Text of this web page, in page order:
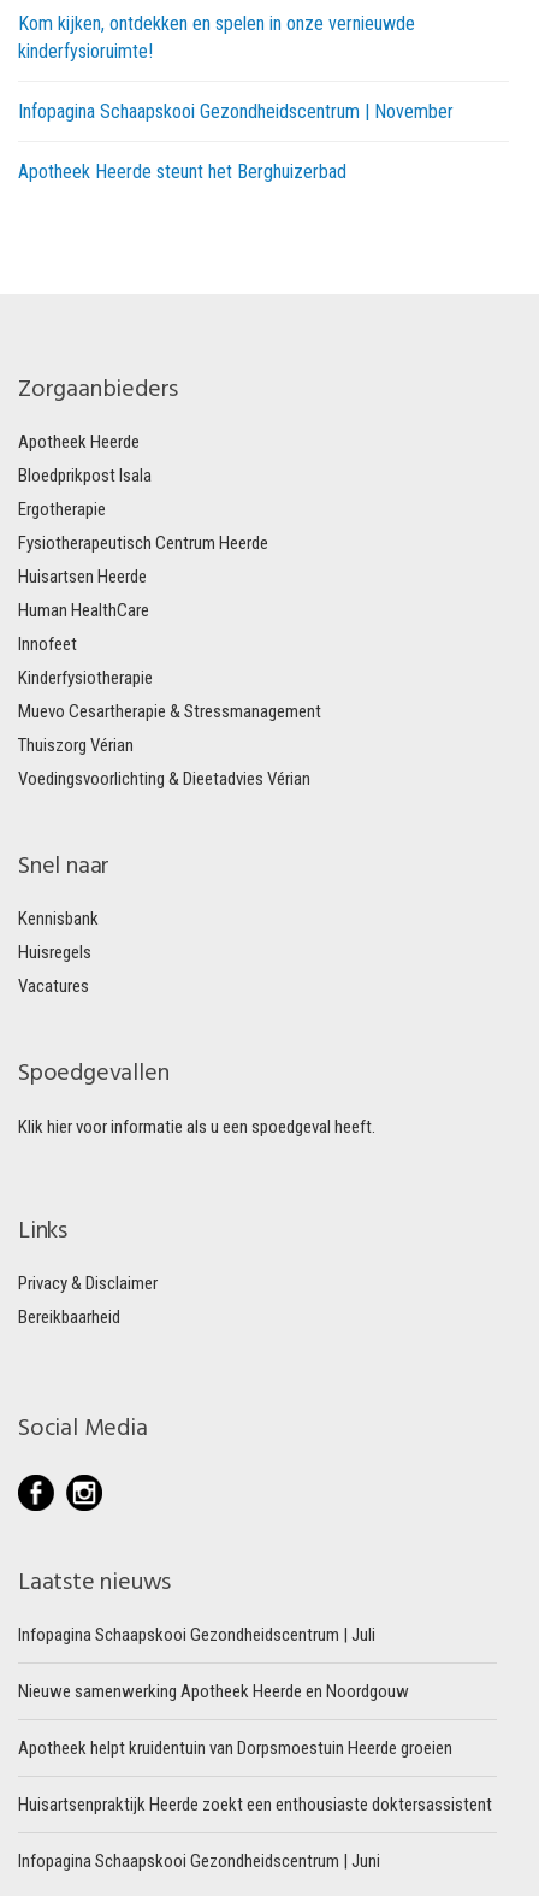
Kom kijken, ontdekken en spelen in onze vernieuwde
kinderfysioruimte!
Infopagina Schaapskooi Gezondheidscentrum | November
Apotheek Heerde steunt het Berghuizerbad
Zorgaanbieders
Apotheek Heerde
Bloedprikpost Isala
Ergotherapie
Fysiotherapeutisch Centrum Heerde
Huisartsen Heerde
Human HealthCare
Innofeet
Kinderfysiotherapie
Muevo Cesartherapie & Stressmanagement
Thuiszorg Vérian
Voedingsvoorlichting & Dieetadvies Vérian
Snel naar
Kennisbank
Huisregels
Vacatures
Spoedgevallen
Klik hier voor informatie als u een spoedgeval heeft.
Links
Privacy & Disclaimer
Bereikbaarheid
Social Media
Laatste nieuws
Infopagina Schaapskooi Gezondheidscentrum | Juli
Nieuwe samenwerking Apotheek Heerde en Noordgouw
Apotheek helpt kruidentuin van Dorpsmoestuin Heerde groeien
Huisartsenpraktijk Heerde zoekt een enthousiaste doktersassistent
Infopagina Schaapskooi Gezondheidscentrum | Juni